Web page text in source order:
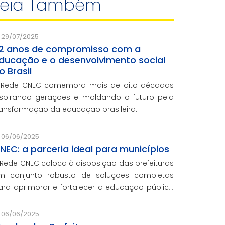
Também
29/07/2025
anos de compromisso com a
e o desenvolvimento social
Brasil
CNEC comemora mais de oito décadas
gerações e moldando o futuro pela
da educação brasileira.
06/06/2025
a parceria ideal para municípios
CNEC coloca à disposição das prefeituras
conjunto robusto de soluções completas
aprimorar e fortalecer a educação pública
para os municípios que não
06/06/2025